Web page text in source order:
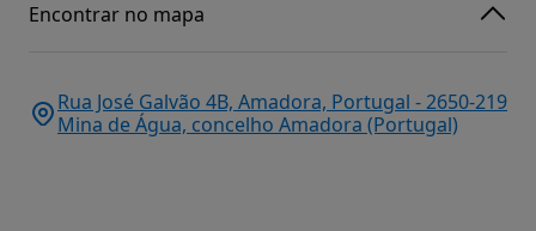
Encontrar no mapa
Rua José Galvão 4B, Amadora, Portugal - 2650-219
Mina de Água, concelho Amadora (Portugal)